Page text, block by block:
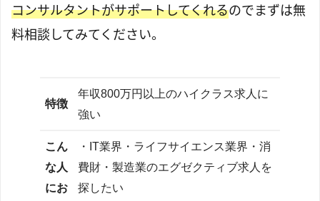
コンサルタントがサポートしてくれるのでまずは無
料相談してみてください。
特徴
年収800万円以上のハイクラス求人に
強い
こん
な人
にお
・IT業界・ライフサイエンス業界・消
費財・製造業のエグゼクティブ求人を
探したい